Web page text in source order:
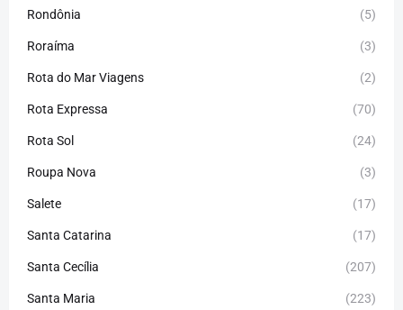
Rondônia (5)
Roraíma (3)
Rota do Mar Viagens (2)
Rota Expressa (70)
Rota Sol (24)
Roupa Nova (3)
Salete (17)
Santa Catarina (17)
Santa Cecília (207)
Santa Maria (223)